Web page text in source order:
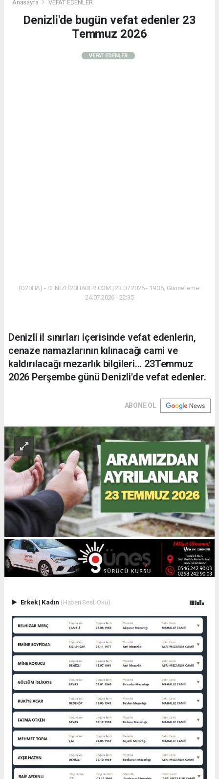
Anasayfa VEFAT EDENLER
Denizli'de bugün vefat edenler 23
Temmuz 2026
VEFAT EDENLER
(D20HA) - DENİZLİ20HABER.COM | 23.07.2026 - 19:36, Güncelleme:
24.07.2026 - 22:35
Denizli il sınırları içerisinde vefat edenlerin,
cenaze namazlarının kılınacağı cami ve
kaldırılacağı mezarlık bilgileri... 23Temmuz
2026 Perşembe günü Denizli'de vefat edenler.
ABONE OL
Erkek| Kadın (Haberi Sesli Oku)